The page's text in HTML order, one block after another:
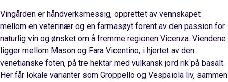
Vingården er håndverksmessig, opprettet av vennskapet
mellom en veterinær og en farmasøyt forent av den passion for
naturlig vin og ønsket om å fremme regionen Vicenza. Viendene
ligger mellom Mason og Fara Vicentino, i hjertet av den
venetianske foten, på tre hektar med vulkansk jord rik på basalt.
Her får lokale varianter som Groppello og Vespaiola liv, sammen